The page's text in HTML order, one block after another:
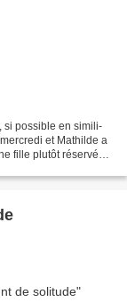
si possible en simili-
et Mathilde a
fille plutôt réservée,